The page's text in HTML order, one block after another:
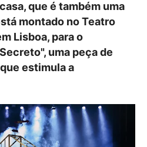
que é também uma
montado no Teatro
Lisboa, para o
uma peça de
estimula a